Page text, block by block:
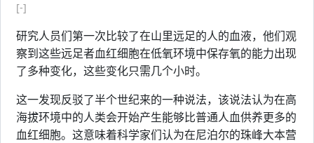
[-]
研究人员们第一次比较了在山里远足的人的血液，他们观
察到这些远足者血红细胞在低氧环境中保存氧的能力出现
了多种变化，这些变化只需几个小时。
这一发现反驳了半个世纪来的一种说法，该说法认为在高
海拔环境中的人类会开始产生能够比普通人血供养更多的
血红细胞。这意味着科学家们认为在尼泊尔的珠峰大本营